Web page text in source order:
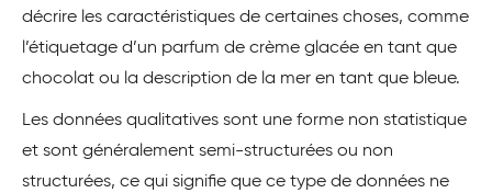
décrire les caractéristiques de certaines choses, comme
l’étiquetage d’un parfum de crème glacée en tant que
chocolat ou la description de la mer en tant que bleue.
Les données qualitatives sont une forme non statistique
et sont généralement semi-structurées ou non
structurées, ce qui signifie que ce type de données ne